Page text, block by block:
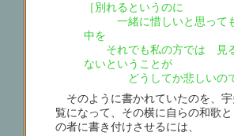
［別れるというのに
一緒に惜しいと思っても
中を
それでも私の方では 見
ないということが
どうしてか悲しいので
そのように書かれていたのを、
覧になって、その横に自らの和歌
の者に書き付けさせるには、